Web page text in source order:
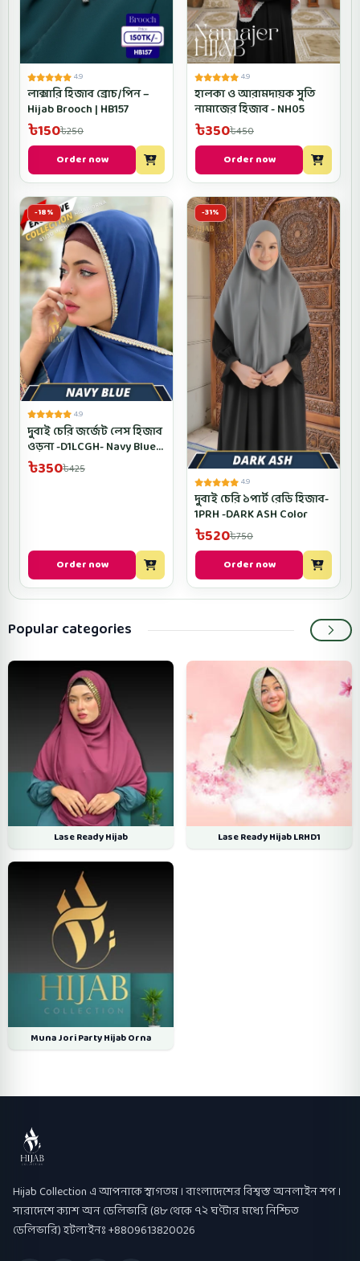
4.9
লাক্সারি হিজাব ব্রোচ/পিন –
Hijab Brooch | HB157
৳150৳250
Order now
4.9
হালকা ও আরামদায়ক সুতি
নামাজের হিজাব - NH05
৳350৳450
Order now
-18%
4.9
দুবাই চেরি জর্জেট লেস হিজাব
ওড়না -D1LCGH- Navy Blue
Color
৳350৳425
Order now
-31%
4.9
দুবাই চেরি ১পার্ট রেডি হিজাব-
1PRH -DARK ASH Color
৳520৳750
Order now
Popular categories
Lase Ready Hijab Lase Ready Hijab LRHD1
Muna Jori Party Hijab Orna
Hijab Collection
Hijab Collection এ আপনাকে স্বাগতম । বাংলাদেশের বিশ্বস্ত অনলাইন শপ ।
সারাদেশে ক্যাশ অন ডেলিভারি (৪৮ থেকে ৭২ ঘণ্টার মধ্যে নিশ্চিত
ডেলিভারি) হটলাইনঃ +8809613820026